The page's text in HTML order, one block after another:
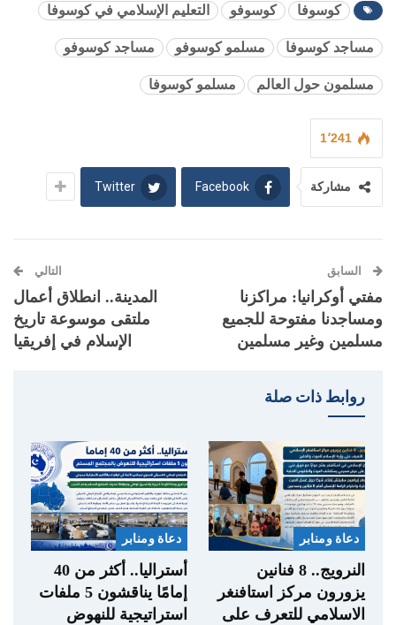
كوسوفا كوسوفو التعليم الإسلامي في كوسوفا
مساجد كوسوفا مسلمو كوسوفو مساجد كوسوفو
مسلمون حول العالم مسلمو كوسوفا
1٬241
مشاركة Facebook
Twitter
السابق
مفتي أوكرانيا: مراكزنا
ومساجدنا مفتوحة للجميع
مسلمين وغير مسلمين
التالي
المدينة.. انطلاق أعمال
ملتقى موسوعة تاريخ
الإسلام في إفريقيا
روابط ذات صلة
دعاة ومنابر
النرويج.. 8 فنانين
يزورون مركز استافنغر
الاسلامي للتعرف على
دعاة ومنابر
أستراليا.. أكثر من 40
إمامًا يناقشون 5 ملفات
استراتيجية للنهوض